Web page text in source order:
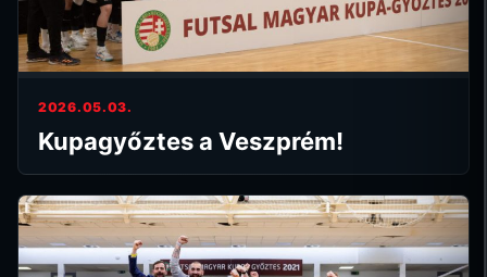
2026.05.03.
Kupagyőztes a Veszprém!